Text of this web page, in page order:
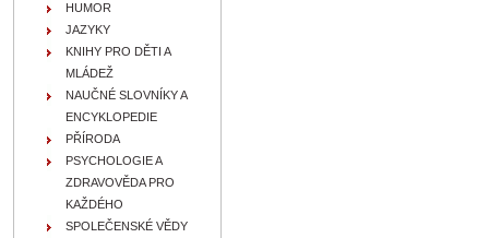
HUMOR
JAZYKY
KNIHY PRO DĚTI A
MLÁDEŽ
NAUČNÉ SLOVNÍKY A
ENCYKLOPEDIE
PŘÍRODA
PSYCHOLOGIE A
ZDRAVOVĚDA PRO
KAŽDÉHO
SPOLEČENSKÉ VĚDY